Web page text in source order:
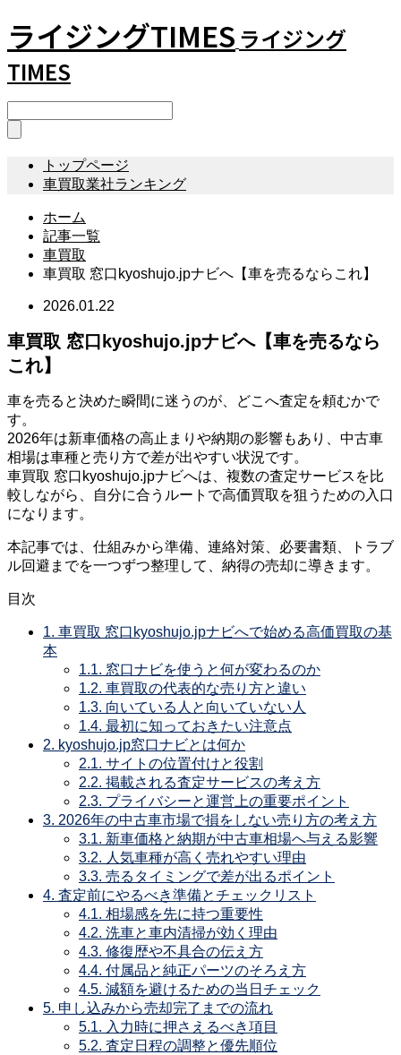
ライジングTIMES ライジング
TIMES
トップページ
車買取業社ランキング
ホーム
記事一覧
車買取
車買取 窓口kyoshujo.jpナビへ【車を売るならこれ】
2026.01.22
車買取 窓口kyoshujo.jpナビへ【車を売るなら
これ】
車を売ると決めた瞬間に迷うのが、どこへ査定を頼むかで
す。
2026年は新車価格の高止まりや納期の影響もあり、中古車
相場は車種と売り方で差が出やすい状況です。
車買取 窓口kyoshujo.jpナビへは、複数の査定サービスを比
較しながら、自分に合うルートで高価買取を狙うための入口
になります。
本記事では、仕組みから準備、連絡対策、必要書類、トラブ
ル回避までを一つずつ整理して、納得の売却に導きます。
目次
1. 車買取 窓口kyoshujo.jpナビへで始める高価買取の基
本
1.1. 窓口ナビを使うと何が変わるのか
1.2. 車買取の代表的な売り方と違い
1.3. 向いている人と向いていない人
1.4. 最初に知っておきたい注意点
2. kyoshujo.jp窓口ナビとは何か
2.1. サイトの位置付けと役割
2.2. 掲載される査定サービスの考え方
2.3. プライバシーと運営上の重要ポイント
3. 2026年の中古車市場で損をしない売り方の考え方
3.1. 新車価格と納期が中古車相場へ与える影響
3.2. 人気車種が高く売れやすい理由
3.3. 売るタイミングで差が出るポイント
4. 査定前にやるべき準備とチェックリスト
4.1. 相場感を先に持つ重要性
4.2. 洗車と車内清掃が効く理由
4.3. 修復歴や不具合の伝え方
4.4. 付属品と純正パーツのそろえ方
4.5. 減額を避けるための当日チェック
5. 申し込みから売却完了までの流れ
5.1. 入力時に押さえるべき項目
5.2. 査定日程の調整と優先順位